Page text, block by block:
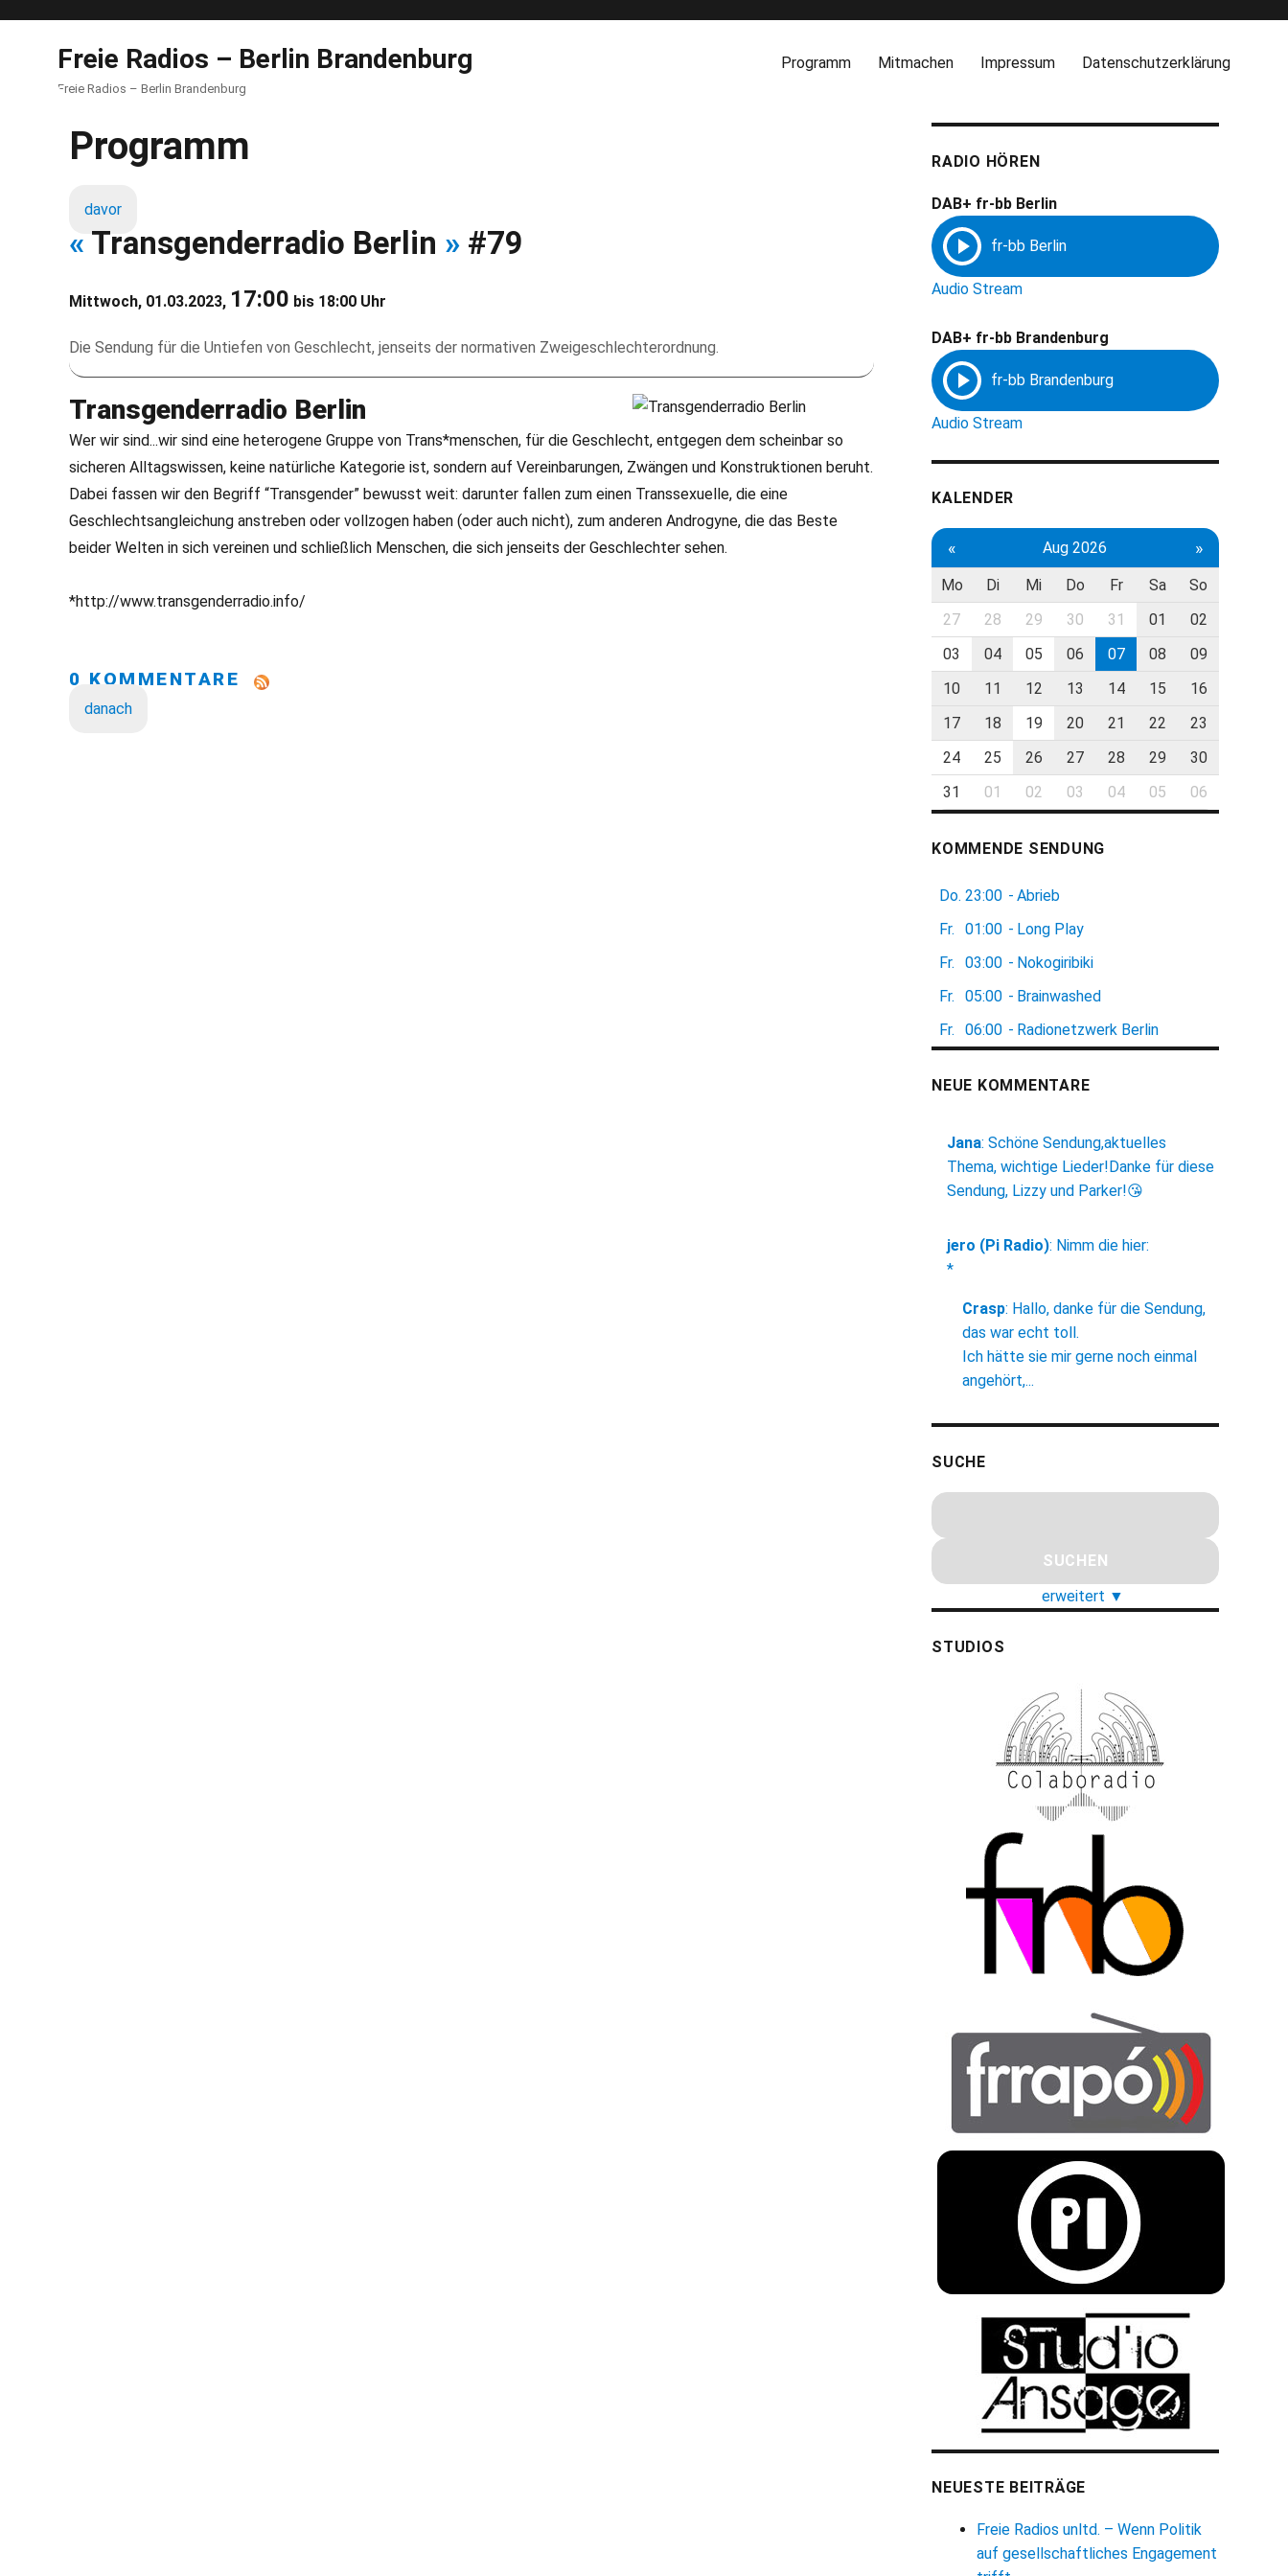
Freie Radios – Berlin Brandenburg
Freie Radios – Berlin Brandenburg
Programm Mitmachen Impressum Datenschutzerklärung
Programm
davor
« Transgenderradio Berlin » #79
Mittwoch, 01.03.2023, 17:00 bis 18:00 Uhr
Die Sendung für die Untiefen von Geschlecht, jenseits der normativen Zweigeschlechterordnung.
Transgenderradio Berlin
Wer wir sind...wir sind eine heterogene Gruppe von Trans*menschen, für die Geschlecht, entgegen dem scheinbar so
sicheren Alltagswissen, keine natürliche Kategorie ist, sondern auf Vereinbarungen, Zwängen und Konstruktionen beruht.
Dabei fassen wir den Begriff “Transgender” bewusst weit: darunter fallen zum einen Transsexuelle, die eine
Geschlechtsangleichung anstreben oder vollzogen haben (oder auch nicht), zum anderen Androgyne, die das Beste
beider Welten in sich vereinen und schließlich Menschen, die sich jenseits der Geschlechter sehen.
*http://www.transgenderradio.info/
0 KOMMENTARE
danach
RADIO HÖREN
DAB+ fr-bb Berlin
Audio Stream
DAB+ fr-bb Brandenburg
Audio Stream
KALENDER
« Aug 2026 »
Mo Di Mi Do Fr Sa
So
27
28 29 30 31 01
02
03
04 05 06 07 08
09
10
11 12 13 14 15
16
17
18 19 20 21 22
23
24
25 26 27 28 29
30
31
01 02 03 04 05 06
KOMMENDE SENDUNG
Do. 23:00 - Abrieb
Fr.
01:00 - Long Play
Fr.
03:00 - Nokogiribiki
Fr.
05:00 - Brainwashed
Fr.
06:00 - Radionetzwerk Berlin
NEUE KOMMENTARE
Jana: Schöne Sendung,aktuelles
Thema, wichtige Lieder!Danke für diese
Sendung, Lizzy und Parker!😘
jero (Pi Radio): Nimm die hier:
*
Crasp: Hallo, danke für die Sendung,
das war echt toll.
Ich hätte sie mir gerne noch einmal
angehört,...
SUCHE
erweitert ▼
STUDIOS
NEUESTE BEITRÄGE
Freie Radios unltd. – Wenn Politik
auf gesellschaftliches Engagement